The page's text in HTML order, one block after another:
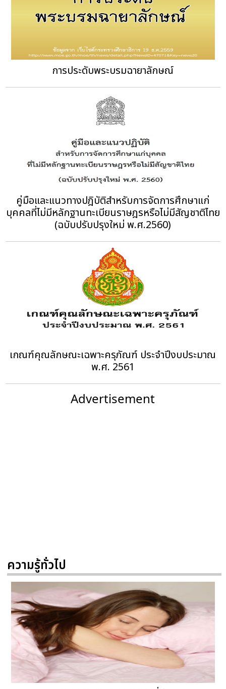
การประดับพระบรมฉายาลักษณ์
คู่มือและแนวทางปฎิบัติสำหรับการจัดการศึกษาแก่
บุคคลที่ไม่มีหลักฐานทะเบียนราษฎรหรือไม่มีสัญชาติไทย
(ฉบับปรับปรุงใหม่ พ.ศ.2560)
เกณฑ์คุณลักษณะเฉพาะครุภัณฑ์ ประจำปีงบประมาณ
พ.ศ. 2561
Advertisement
ความรู้ทั่วไป